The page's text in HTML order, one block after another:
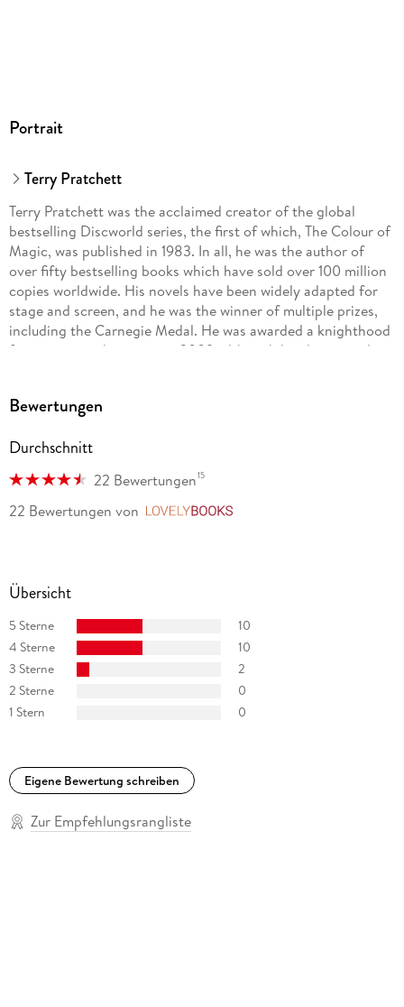
Portrait
Terry Pratchett
Terry Pratchett was the acclaimed creator of the global
bestselling Discworld series, the first of which, The Colour of
Magic, was published in 1983. In all, he was the author of
over fifty bestselling books which have sold over 100 million
copies worldwide. His novels have been widely adapted for
stage and screen, and he was the winner of multiple prizes,
including the Carnegie Medal. He was awarded a knighthood
for services to literature in 2009, although he always wryly
Bewertungen
Durchschnitt
22 Bewertungen15
22 Bewertungen von
Übersicht
5 Sterne
10
4 Sterne
10
3 Sterne
2
2 Sterne
0
1 Stern
0
Eigene Bewertung schreiben
Zur Empfehlungsrangliste